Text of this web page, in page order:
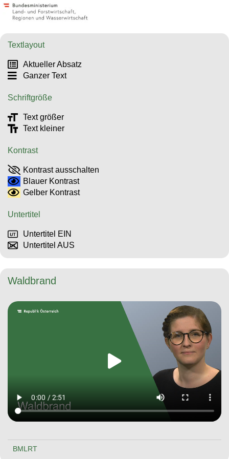
Waldbrand
Textlayout
Aktueller Absatz
Ganzer Text
Schriftgröße
Text größer
Text kleiner
Kontrast
Kontrast ausschalten
Blauer Kontrast
Gelber Kontrast
Untertitel
Untertitel EIN
Untertitel AUS
BMLRT